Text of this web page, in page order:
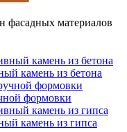
фасадных материалов
камень из бетона
формовки
камень из гипса